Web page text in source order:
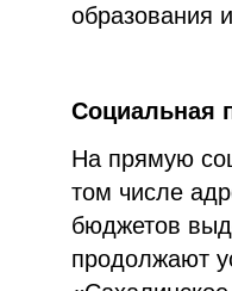
образования
Социальная
На прямую
том числе
бюджетов
продолжают